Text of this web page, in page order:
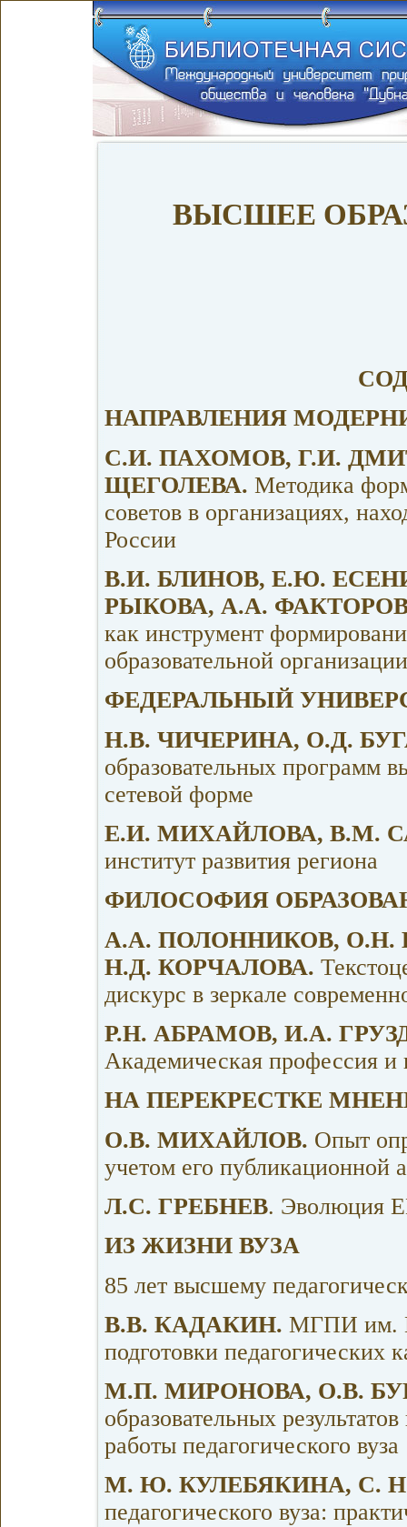
ВЫСШЕЕ
НАПРАВЛЕНИЯ
С.И. ПАХОМОВ, Г.И.
ЩЕГОЛЕВА. Методика
советов в организациях,
России
В.И. БЛИНОВ, Е.Ю.
РЫКОВА, А.А.
как инструмент
образовательной организации
ФЕДЕРАЛЬНЫЙ
Н.В. ЧИЧЕРИНА, О.Д.
образовательных программ
сетевой форме
Е.И. МИХАЙЛОВА, В.М.
институт развития региона
ФИЛОСОФИЯ
A.А. ПОЛОННИКОВ,
Н.Д. КОРЧАЛОВА.
дискурс в зеркале
Р.Н. АБРАМОВ, И.А.
Академическая профессия и
НА ПЕРЕКРЕСТКЕ
О.В. МИХАЙЛОВ. Опыт
учетом его публикационной
Л.С. ГРЕБНЕВ. Эволюция
ИЗ ЖИЗНИ ВУЗА
85 лет высшему
B.В. КАДАКИН. МГПИ им.
подготовки педагогических
М.П. МИРОНОВА, О.В.
образовательных
работы педагогического вуза
М. Ю. КУЛЕБЯКИНА, С.
педагогического вуза: